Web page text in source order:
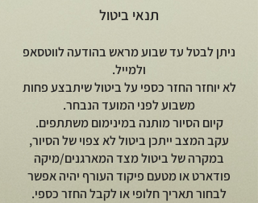
תנאי ביטול
ניתן לבטל עד שבוע מראש בהודעה לווטסאפ
ולמייל.
לא יוחזר החזר כספי על ביטול שיתבצע פחות
משבוע לפני המועד הנבחר.
קיום הסיור מותנה במינימום משתתפים.
עקב המצב ייתכן ביטול לא צפוי של הסיור,
במקרה של ביטול מצד המארגנים/מיקה
פודארט או מטעם פיקוד העורף יהיה אפשר
לבחור תאריך חלופי או לקבל החזר כספי.